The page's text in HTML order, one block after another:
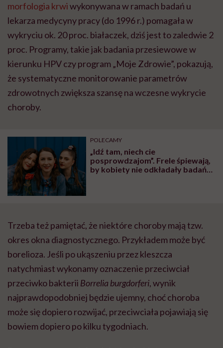
morfologia krwiwykonywana w ramach badań u
lekarza medycyny pracy (do 1996 r.) pomagała w
wykryciu ok. 20 proc. białaczek, dziś jest to zaledwie 2
proc. Programy, takie jak badania przesiewowe w
kierunku HPV czy program „Moje Zdrowie”, pokazują,
że systematyczne monitorowanie parametrów
zdrowotnych zwiększa szansę na wczesne wykrycie
choroby.
POLECAMY
„Idź tam, niech cie
posprowdzajom”. Frele śpiewają,
by kobiety nie odkładały badań
Trzeba też pamiętać, że niektóre choroby mają tzw.
okres okna diagnostycznego. Przykładem może być
borelioza. Jeśli po ukąszeniu przez kleszcza
natychmiast wykonamy oznaczenie przeciwciał
przeciwko bakterii Borrelia burgdorferi, wynik
najprawdopodobniej będzie ujemny, choć choroba
może się dopiero rozwijać, przeciwciała pojawiają się
bowiem dopiero po kilku tygodniach.